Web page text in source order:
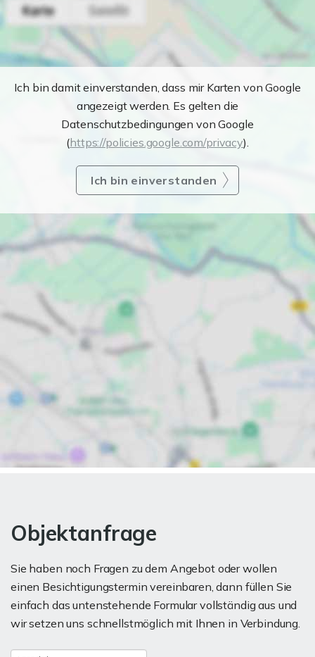
Ich bin damit einverstanden, dass mir Karten von Google
angezeigt werden. Es gelten die
Datenschutzbedingungen von Google
(https://policies.google.com/privacy).
Ich bin einverstanden
Objektanfrage
Sie haben noch Fragen zu dem Angebot oder wollen
einen Besichtigungstermin vereinbaren, dann füllen Sie
einfach das untenstehende Formular vollständig aus und
wir setzen uns schnellstmöglich mit Ihnen in Verbindung.